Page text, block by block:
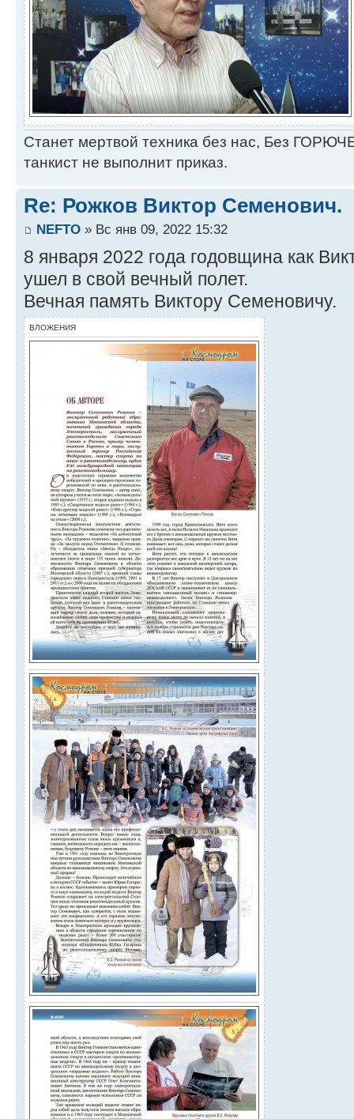
Станет мертвой техника без нас, Без
танкист не выполнит приказ.
Re: Рожков Виктор Семенович.
NEFTO » Вс янв 09, 2022 15:32
8 января 2022 года годовщина как
ушел в свой вечный полет.
Вечная память Виктору Семеновичу.
ВЛОЖЕНИЯ